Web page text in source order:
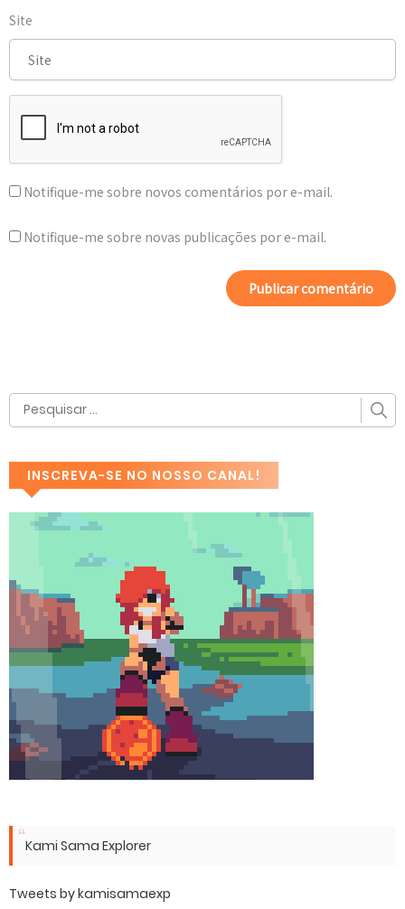
Site
Notifique-me sobre novos comentários por e-mail.
Notifique-me sobre novas publicações por e-mail.
INSCREVA-SE NO NOSSO CANAL!
Kami Sama Explorer
Tweets by kamisamaexp